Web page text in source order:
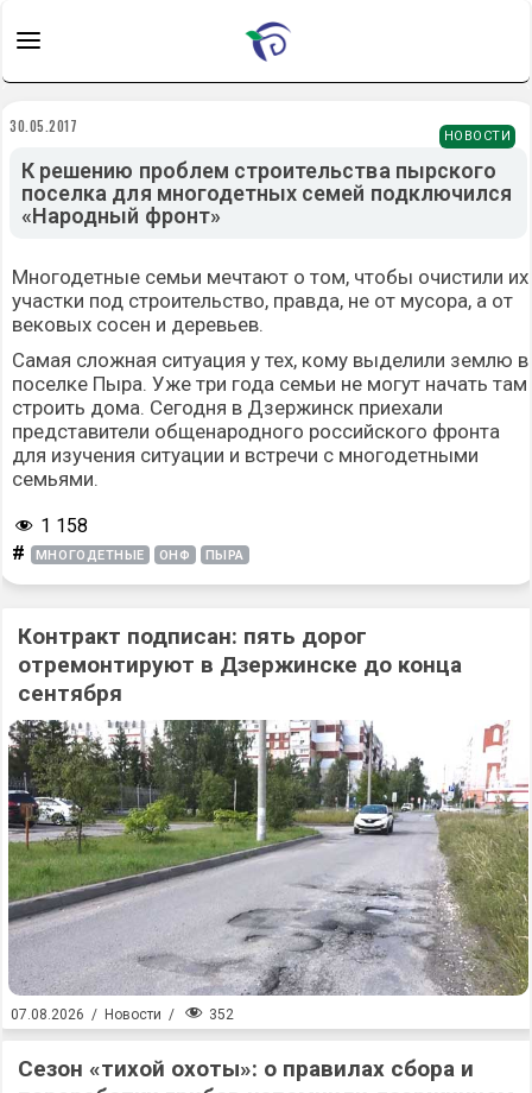
НОВОСТИ
30.05.2017
К решению проблем строительства пырского
поселка для многодетных семей подключился
«Народный фронт»
Многодетные семьи мечтают о том, чтобы очистили их
участки под строительство, правда, не от мусора, а от
вековых сосен и деревьев.
Самая сложная ситуация у тех, кому выделили землю в
поселке Пыра. Уже три года семьи не могут начать там
строить дома. Сегодня в Дзержинск приехали
представители общенародного российского фронта
для изучения ситуации и встречи с многодетными
семьями.
1 158
# МНОГОДЕТНЫЕ ОНФ ПЫРА
Контракт подписан: пять дорог
отремонтируют в Дзержинске до конца
сентября
07.08.2026 / Новости / 352
Сезон «тихой охоты»: о правилах сбора и